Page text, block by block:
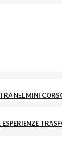
NEL MINI
ESPERIENZE